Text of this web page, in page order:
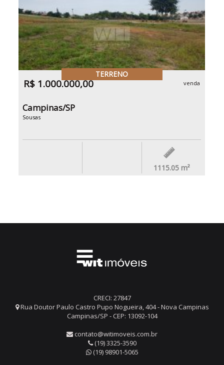
TERRENO
R$ 1.000.000,00 venda
Campinas/SP
Sousas
1115.05 m²
CRECI: 27847
Rua Doutor Paulo Castro Pupo Nogueira, 404 - Nova Campinas
Campinas/SP - CEP: 13092-104
contato@witimoveis.com.br
(19) 3325-3590
(19) 98901-5065